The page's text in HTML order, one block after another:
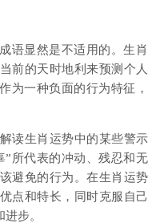
语显然是不适用的。生肖
前的天时地利来预测个人
为一种负面的行为特征，
读生肖运势中的某些警示
”所代表的冲动、残忍和无
避免的行为。在生肖运势
点和特长，同时克服自己
步。